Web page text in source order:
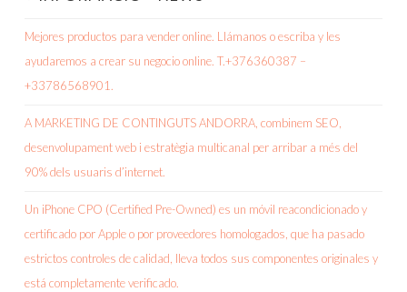
Mejores productos para vender online. Llámanos o escriba y les
ayudaremos a crear su negocio online. T.+376360387 –
+33786568901.
A MARKETING DE CONTINGUTS ANDORRA, combinem SEO,
desenvolupament web i estratègia multicanal per arribar a més del
90% dels usuaris d’internet.
Un iPhone CPO (Certified Pre-Owned) es un móvil reacondicionado y
certificado por Apple o por proveedores homologados, que ha pasado
estrictos controles de calidad, lleva todos sus componentes originales y
está completamente verificado.